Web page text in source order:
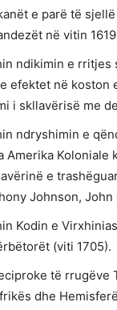
e parë të
në vitin
ndikimin e rritjes
efektet në koston
i skllavërisë me
ndryshimin e
Amerika Koloniale
e
Johnson, John
Kodin e
(viti 1705).
të rrugëve
dhe